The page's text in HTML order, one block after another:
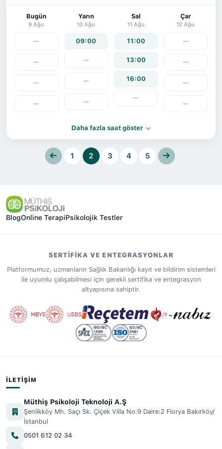
Bugün
9 Ağu
—
—
—
—
Yarın
10 Ağu
09:00
—
—
—
Sal
11 Ağu
11:00
13:00
16:00
—
Çar
12 Ağu
—
—
—
—
Daha fazla saat göster
1 2 3 4 5
BlogOnline TerapiPsikolojik Testler
SERTIFIKA VE ENTEGRASYONLAR
Platformumuz, uzmanların Sağlık Bakanlığı kayıt ve bildirim sistemleri
ile uyumlu çalışabilmesi için gerekli sertifika ve entegrasyon
altyapısına sahiptir.
İLETIŞIM
Müthiş Psikoloji Teknoloji A.Ş
Şenlikköy Mh. Saçı Sk. Çiçek Villa No:9 Daire:2 Florya Bakırköy/
İstanbul
0501 612 02 34